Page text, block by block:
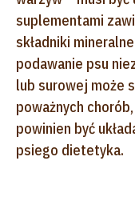
suplementami
składniki
podawanie psu
lub surowej może
poważnych
powinien być
psiego dietetyka.